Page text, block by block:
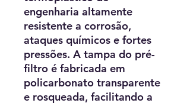
engenharia altamente
resistente a corrosão,
ataques químicos e fortes
pressões. A tampa do pré-
filtro é fabricada em
policarbonato transparente
e rosqueada, facilitando a